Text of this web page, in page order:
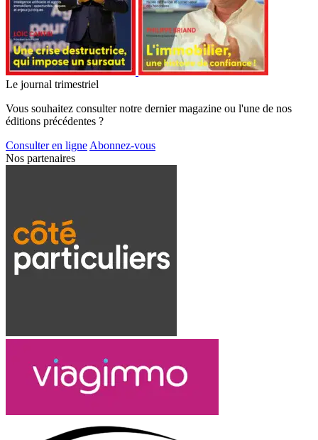
Le journal trimestriel
Vous souhaitez consulter notre dernier magazine ou l'une de nos
éditions précédentes ?
Consulter en ligne Abonnez-vous
Nos partenaires